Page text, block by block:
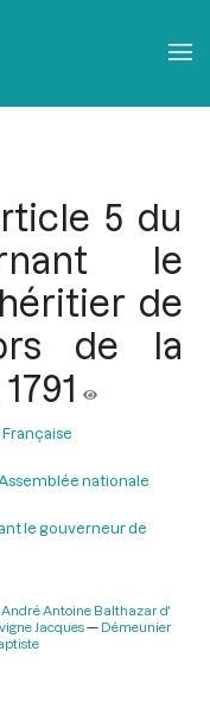
5 du
le
de
de la
nationale
le gouverneur de
André Antoine Balthazar d'
Jacques
Démeunier